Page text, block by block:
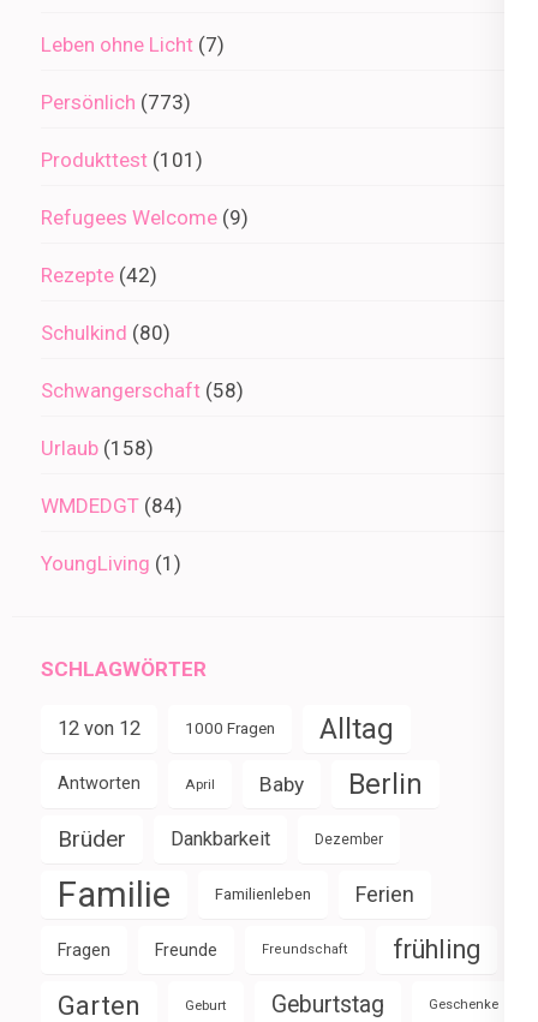
Leben ohne Licht (7)
Persönlich (773)
Produkttest (101)
Refugees Welcome (9)
Rezepte (42)
Schulkind (80)
Schwangerschaft (58)
Urlaub (158)
WMDEDGT (84)
YoungLiving (1)
SCHLAGWÖRTER
12 von 12 1000 Fragen Alltag
Antworten April Baby Berlin
Brüder Dankbarkeit Dezember
Familie Familienleben Ferien
Fragen Freunde Freundschaft frühling
Garten Geburt Geburtstag Geschenke